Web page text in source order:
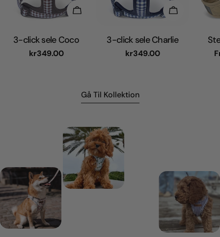
Vælg Muligheder
3-click sele Coco
Normal
kr349.00
Vælg
3-click sele Charlie
Normal
kr349.00
Gå Til Kollektion